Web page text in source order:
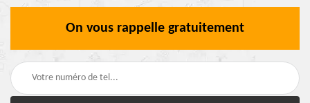
On vous rappelle gratuitement